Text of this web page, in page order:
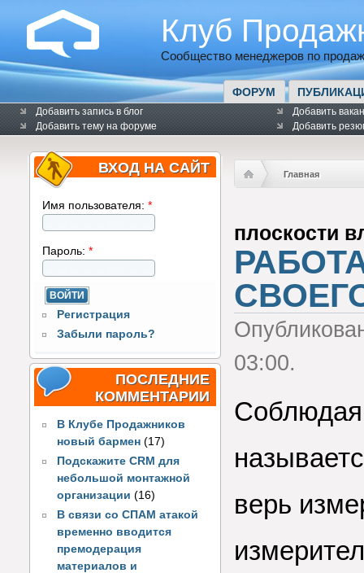
Клуб
Сообщество менеджеров по
ФОРУМ
Добавить запись в блог
Добавить тему на форуме
Добавить
Добавить
ВХОД НА САЙТ
Имя пользователя: *
Пароль: *
Регистрация
Забыли пароль?
ПОСЛЕДНИЕ
КОММЕНТАРИИ
В Клубе Продажников
новый бармен (17)
Подскажите CRM для
небольшой монтажной
организации (16)
В связи со СПАМ атакой
временно вводится
премодерация
материалов и
Главная
плоскости
03:00.
верь